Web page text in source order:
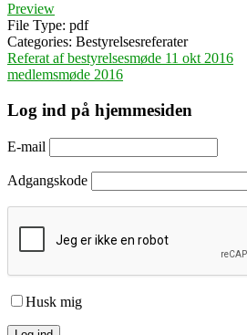
Preview
File Type: pdf
Categories: Bestyrelsesreferater
Indlægsnavigation
Referat af bestyrelsesmøde 11 okt 2016
medlemsmøde 2016
Log ind på hjemmesiden
E-mail
Adgangskode
Husk mig